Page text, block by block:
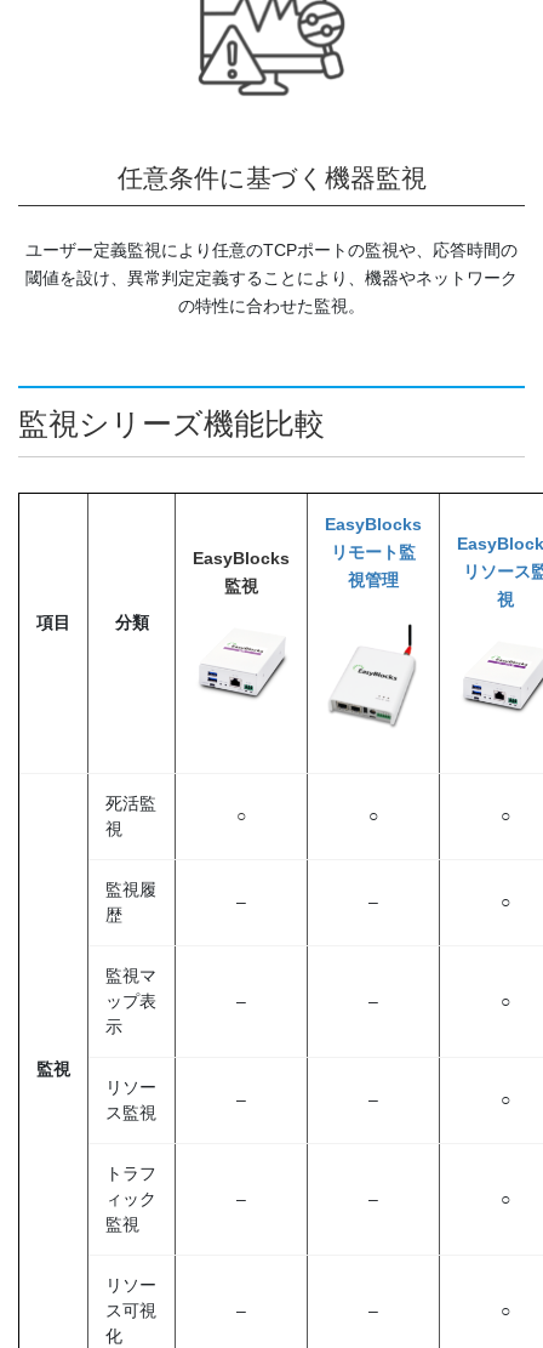
任意条件に基づく機器監視
ユーザー定義監視により任意のTCPポートの監視や、応答時間の
閾値を設け、異常判定定義することにより、機器やネットワーク
の特性に合わせた監視。
監視シリーズ機能比較
項目 分類
EasyBlocks
監視
EasyBlocks
リモート監
視管理
リソース
視
監視
死活監
視
○ ○ ○
監視履
歴
– – ○
監視マ
ップ表
示
– – ○
リソー
ス監視
– – ○
トラフ
ィック
監視
– – ○
リソー
ス可視
化
– – ○